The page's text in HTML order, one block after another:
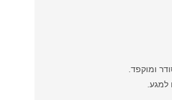
ומוקפד.
למגע.